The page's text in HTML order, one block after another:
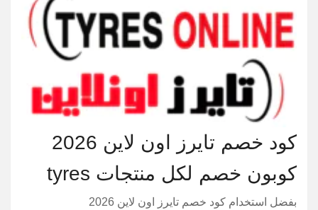
كود خصم تايرز اون لاين 2026
كوبون خصم لكل منتجات tyres
بفضل استخدام كود خصم تايرز اون لاين 2026